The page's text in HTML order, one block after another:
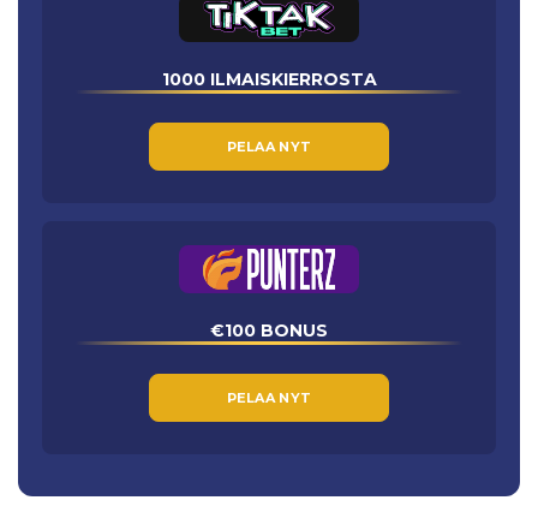
1000 ILMAISKIERROSTA
PELAA NYT
€100 BONUS
PELAA NYT